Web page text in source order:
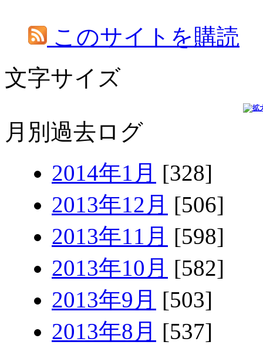
このサイトを購読
文字サイズ
月別過去ログ
2014年1月 [328]
2013年12月 [506]
2013年11月 [598]
2013年10月 [582]
2013年9月 [503]
2013年8月 [537]